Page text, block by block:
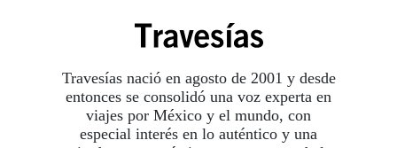
Travesías nació en agosto de 2001 y desde
entonces se consolidó una voz experta en
viajes por México y el mundo, con
especial interés en lo auténtico y una